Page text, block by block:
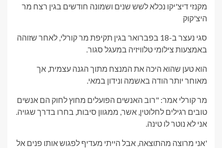
מקנזי דיצ'יקו נכלא לשש שנים ושמונה חודשים בגין רצח מר
היצ'קוק
סגי נעצר ב-18 בפברואר בגין תקיפת מר קורלי, לאחר שזוהה
באמצעות צילומי טלוויזיה במעגל סגור.
הוא טען שהוא היכה את המנצח מתוך הגנה עצמית, אך
מאוחר יותר הודה באשמה ונידון במאי.
מר קורלי אמר: "רוב האנשים הפועלים מחוץ לחוק הם אנשים
טובים רגילים לחלוטין, אשר, ממגוון סיבות, בחרו בדרך שגויה.
אני לא נוטר לו טינה.
'אני מרוצה מהתוצאה, אבל הייתי מעדיף לפגוש אותו פנים אל